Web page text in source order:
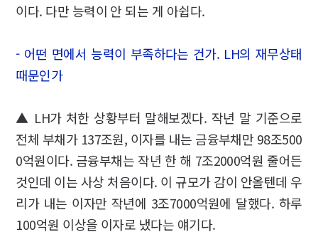
이다. 다만 능력이 안 되는 게 아쉽다.
- 어떤 면에서 능력이 부족하다는 건가. LH의 재무상태
때문인가
▲ LH가 처한 상황부터 말해보겠다. 작년 말 기준으로
전체 부채가 137조원, 이자를 내는 금융부채만 98조500
0억원이다. 금융부채는 작년 한 해 7조2000억원 줄어든
것인데 이는 사상 처음이다. 이 규모가 감이 안올텐데 우
리가 내는 이자만 작년에 3조7000억원에 달했다. 하루
100억원 이상을 이자로 냈다는 얘기다.